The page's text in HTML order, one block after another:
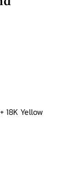
18K Yellow